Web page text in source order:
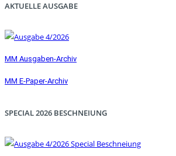
AKTUELLE AUSGABE
MM Ausgaben-Archiv
MM E-Paper-Archiv
SPECIAL 2026 BESCHNEIUNG